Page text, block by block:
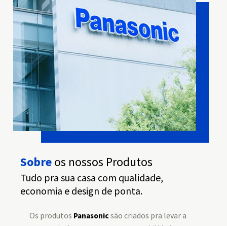
Sobreos nossos Produtos
Tudo pra sua casa com qualidade,
economia e design de ponta.
Os produtos Panasonic são criados pra levar a